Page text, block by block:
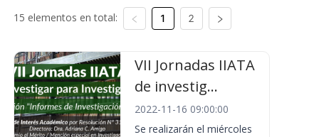
15 elementos en total: 1 2
VII Jornadas IIATA
de investig...
2022-11-16 09:00:00
Se realizarán el miércoles